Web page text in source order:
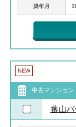
築年月
NEW
中古マンション
蕃山